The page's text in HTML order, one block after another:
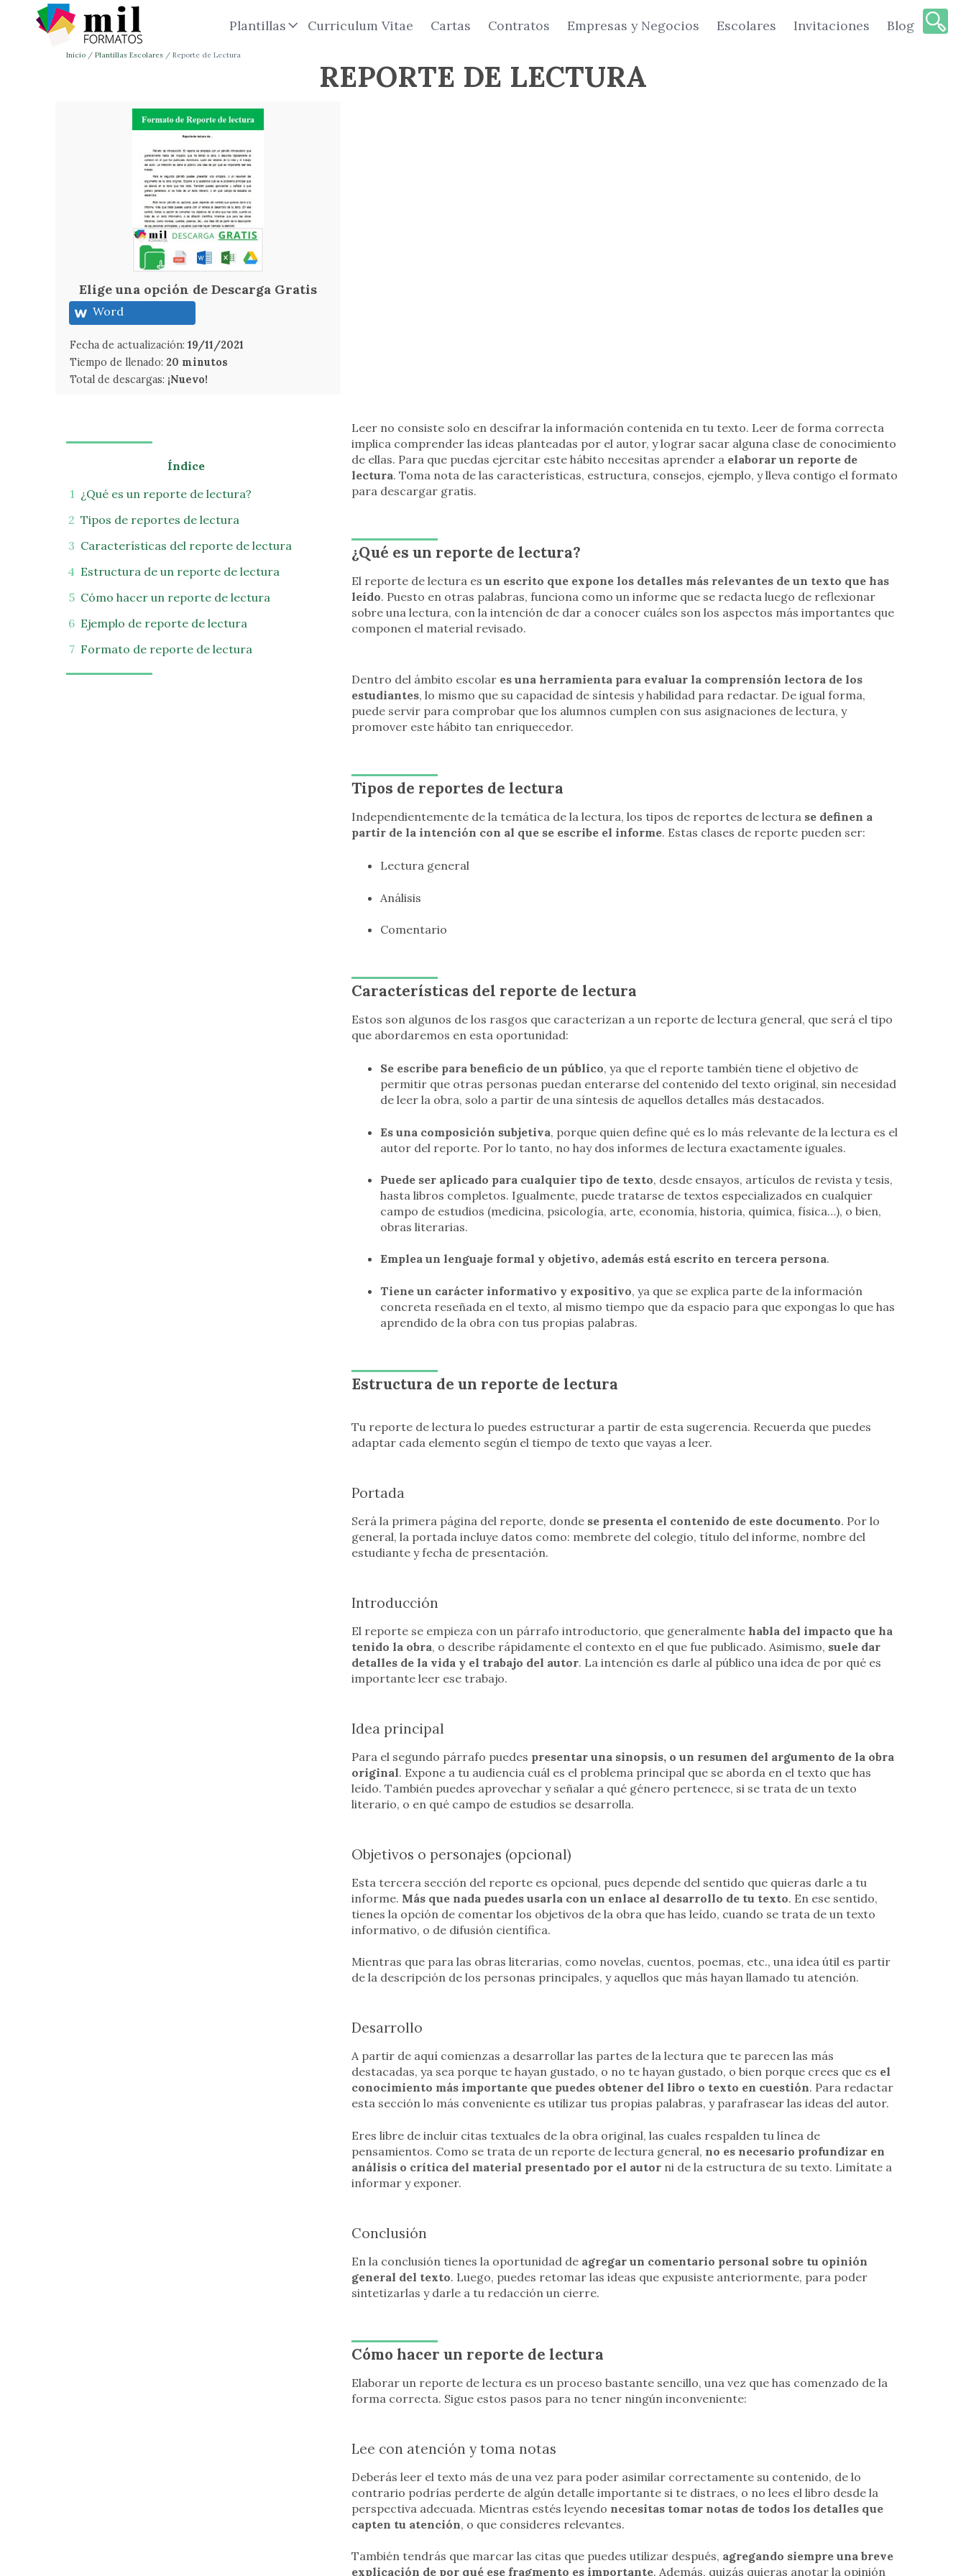
Plantillas Curriculum Vitae Cartas Contratos Empresas y Negocios Escolares Invitaciones Blog
Inicio Plantillas Escolares Reporte de Lectura
REPORTE DE LECTURA
Elige una opción de Descarga Gratis
Word
Fecha de actualización: 19/11/2021
Tiempo de llenado: 20 minutos
Total de descargas: ¡Nuevo!
Índice
¿Qué es un reporte de lectura?
Tipos de reportes de lectura
Características del reporte de lectura
Estructura de un reporte de lectura
Cómo hacer un reporte de lectura
Ejemplo de reporte de lectura
Formato de reporte de lectura
Leer no consiste solo en descifrar la información contenida en tu texto. Leer de forma correcta
implica comprender las ideas planteadas por el autor, y lograr sacar alguna clase de conocimiento
de ellas. Para que puedas ejercitar este hábito necesitas aprender a elaborar un reporte de
lectura. Toma nota de las características, estructura, consejos, ejemplo, y lleva contigo el formato
para descargar gratis.
¿Qué es un reporte de lectura?
El reporte de lectura es un escrito que expone los detalles más relevantes de un texto que has
leído. Puesto en otras palabras, funciona como un informe que se redacta luego de reflexionar
sobre una lectura, con la intención de dar a conocer cuáles son los aspectos más importantes que
componen el material revisado.
Dentro del ámbito escolar es una herramienta para evaluar la comprensión lectora de los
estudiantes, lo mismo que su capacidad de síntesis y habilidad para redactar. De igual forma,
puede servir para comprobar que los alumnos cumplen con sus asignaciones de lectura, y
promover este hábito tan enriquecedor.
Tipos de reportes de lectura
Independientemente de la temática de la lectura, los tipos de reportes de lectura se definen a
partir de la intención con al que se escribe el informe. Estas clases de reporte pueden ser:
Lectura general
Análisis
Comentario
Características del reporte de lectura
Estos son algunos de los rasgos que caracterizan a un reporte de lectura general, que será el tipo
que abordaremos en esta oportunidad:
Se escribe para beneficio de un público, ya que el reporte también tiene el objetivo de
permitir que otras personas puedan enterarse del contenido del texto original, sin necesidad
de leer la obra, solo a partir de una síntesis de aquellos detalles más destacados.
Es una composición subjetiva, porque quien define qué es lo más relevante de la lectura es el
autor del reporte. Por lo tanto, no hay dos informes de lectura exactamente iguales.
Puede ser aplicado para cualquier tipo de texto, desde ensayos, artículos de revista y tesis,
hasta libros completos. Igualmente, puede tratarse de textos especializados en cualquier
campo de estudios (medicina, psicología, arte, economía, historia, química, física…), o bien,
obras literarias.
Emplea un lenguaje formal y objetivo, además está escrito en tercera persona.
Tiene un carácter informativo y expositivo, ya que se explica parte de la información
concreta reseñada en el texto, al mismo tiempo que da espacio para que expongas lo que has
aprendido de la obra con tus propias palabras.
Estructura de un reporte de lectura
Tu reporte de lectura lo puedes estructurar a partir de esta sugerencia. Recuerda que puedes
adaptar cada elemento según el tiempo de texto que vayas a leer.
Portada
Será la primera página del reporte, dondese presenta el contenido de este documento. Por lo
general, la portada incluye datos como: membrete del colegio, título del informe, nombre del
estudiante y fecha de presentación.
Introducción
El reporte se empieza con un párrafo introductorio, que generalmente habla del impacto que ha
tenido la obra, o describe rápidamente el contexto en el que fue publicado. Asimismo, suele dar
detalles de la vida y el trabajo del autor. La intención es darle al público una idea de por qué es
importante leer ese trabajo.
Idea principal
Para el segundo párrafo puedes presentar una sinopsis, o un resumen del argumento de la obra
original. Expone a tu audiencia cuál es el problema principal que se aborda en el texto que has
leído. También puedes aprovechar y señalar a qué género pertenece, si se trata de un texto
literario, o en qué campo de estudios se desarrolla.
Objetivos o personajes (opcional)
Esta tercera sección del reporte es opcional, pues depende del sentido que quieras darle a tu
informe. Más que nada puedes usarla con un enlace al desarrollo de tu texto. En ese sentido,
tienes la opción de comentar los objetivos de la obra que has leído, cuando se trata de un texto
informativo, o de difusión científica.
Mientras que para las obras literarias, como novelas, cuentos, poemas, etc., una idea útil es partir
de la descripción de los personas principales, y aquellos que más hayan llamado tu atención.
Desarrollo
A partir de aquí comienzas a desarrollar las partes de la lectura que te parecen las más
destacadas, ya sea porque te hayan gustado, o no te hayan gustado, o bien porque crees que es el
conocimiento más importante que puedes obtener del libro o texto en cuestión. Para redactar
esta sección lo más conveniente es utilizar tus propias palabras, y parafrasear las ideas del autor.
Eres libre de incluir citas textuales de la obra original, las cuales respalden tu línea de
pensamientos. Como se trata de un reporte de lectura general, no es necesario profundizar en
análisis o crítica del material presentado por el autorni de la estructura de su texto. Limítate a
informar y exponer.
Conclusión
En la conclusión tienes la oportunidad de agregar un comentario personal sobre tu opinión
general del texto. Luego, puedes retomar las ideas que expusiste anteriormente, para poder
sintetizarlas y darle a tu redacción un cierre.
Cómo hacer un reporte de lectura
Elaborar un reporte de lectura es un proceso bastante sencillo, una vez que has comenzado de la
forma correcta. Sigue estos pasos para no tener ningún inconveniente:
Lee con atención y toma notas
Deberás leer el texto más de una vez para poder asimilar correctamente su contenido, de lo
contrario podrías perderte de algún detalle importante si te distraes, o no lees el libro desde la
perspectiva adecuada. Mientras estés leyendo necesitas tomar notas de todos los detalles que
capten tu atención, o que consideres relevantes.
También tendrás que marcar las citas que puedes utilizar después, agregando siempre una breve
explicación de por qué ese fragmento es importante. Además, quizás quieras anotar la opinión